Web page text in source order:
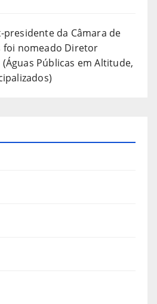
presidente da Câmara de
foi nomeado Diretor
(Águas Públicas em Altitude,